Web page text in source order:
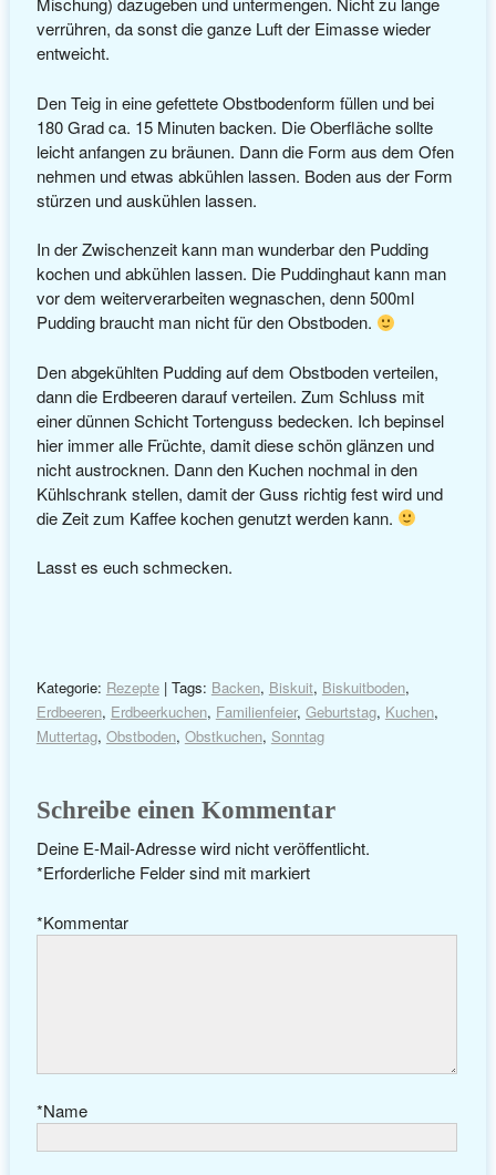
verrühren, da sonst die ganze Luft der Eimasse wieder
entweicht.
Den Teig in eine gefettete Obstbodenform füllen und bei
180 Grad ca. 15 Minuten backen. Die Oberfläche sollte
leicht anfangen zu bräunen. Dann die Form aus dem Ofen
nehmen und etwas abkühlen lassen. Boden aus der Form
stürzen und auskühlen lassen.
In der Zwischenzeit kann man wunderbar den Pudding
kochen und abkühlen lassen. Die Puddinghaut kann man
vor dem weiterverarbeiten wegnaschen, denn 500ml
Pudding braucht man nicht für den Obstboden.
Den abgekühlten Pudding auf dem Obstboden verteilen,
dann die Erdbeeren darauf verteilen. Zum Schluss mit
einer dünnen Schicht Tortenguss bedecken. Ich bepinsel
hier immer alle Früchte, damit diese schön glänzen und
nicht austrocknen. Dann den Kuchen nochmal in den
Kühlschrank stellen, damit der Guss richtig fest wird und
die Zeit zum Kaffee kochen genutzt werden kann.
Lasst es euch schmecken.
Kategorie: Rezepte| Tags: Backen, Biskuit, Biskuitboden,
Erdbeeren, Erdbeerkuchen, Familienfeier, Geburtstag, Kuchen,
Muttertag, Obstboden, Obstkuchen, Sonntag
Schreibe einen Kommentar
Deine E-Mail-Adresse wird nicht veröffentlicht.
Erforderliche Felder sind mit
* markiert
Kommentar
*
Name
*